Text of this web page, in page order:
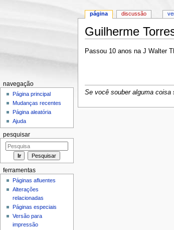
Guilherme
Passou 10 anos na J Walter
Se você souber alguma coisa
página discussão
navegação
Página principal
Mudanças recentes
Página aleatória
Ajuda
pesquisar
ferramentas
Páginas afluentes
Alterações
relacionadas
Páginas especiais
Versão para
impressão